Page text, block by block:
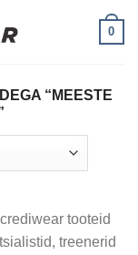
0
“MEESTE
tooteid
treenerid